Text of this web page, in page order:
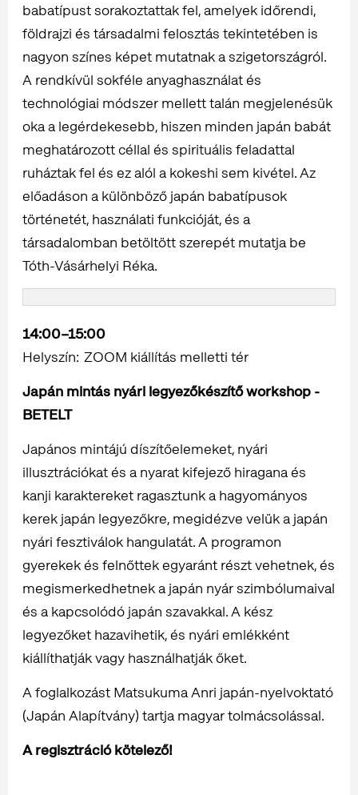
babatípust sorakoztattak fel, amelyek időrendi,
földrajzi és társadalmi felosztás tekintetében is
nagyon színes képet mutatnak a szigetországról.
A rendkívül sokféle anyaghasználat és
technológiai módszer mellett talán megjelenésük
oka a legérdekesebb, hiszen minden japán babát
meghatározott céllal és spirituális feladattal
ruháztak fel és ez alól a kokeshi sem kivétel. Az
előadáson a különböző japán babatípusok
történetét, használati funkcióját, és a
társadalomban betöltött szerepét mutatja be
Tóth-Vásárhelyi Réka.
14:00–15:00
Helyszín: ZOOM kiállítás melletti tér
Japán mintás nyári legyezőkészítő workshop -
BETELT
Japános mintájú díszítőelemeket, nyári
illusztrációkat és a nyarat kifejező hiragana és
kanji karaktereket ragasztunk a hagyományos
kerek japán legyezőkre, megidézve velük a japán
nyári fesztiválok hangulatát. A programon
gyerekek és felnőttek egyaránt részt vehetnek, és
megismerkedhetnek a japán nyár szimbólumaival
és a kapcsolódó japán szavakkal. A kész
legyezőket hazavihetik, és nyári emlékként
kiállíthatják vagy használhatják őket.
A foglalkozást Matsukuma Anri japán-nyelvoktató
(Japán Alapítvány) tartja magyar tolmácsolással.
A regisztráció kötelező!